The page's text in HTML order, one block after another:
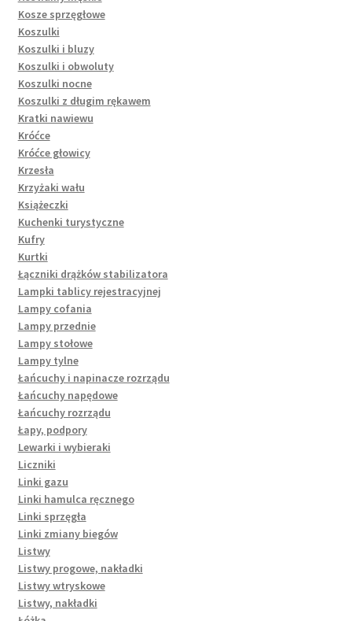
Kosze sprzęgłowe
Koszulki
Koszulki i bluzy
Koszulki i obwoluty
Koszulki nocne
Koszulki z długim rękawem
Kratki nawiewu
Króćce
Króćce głowicy
Krzesła
Krzyżaki wału
Książeczki
Kuchenki turystyczne
Kufry
Kurtki
Łączniki drążków stabilizatora
Lampki tablicy rejestracyjnej
Lampy cofania
Lampy przednie
Lampy stołowe
Lampy tylne
Łańcuchy i napinacze rozrządu
Łańcuchy napędowe
Łańcuchy rozrządu
Łapy, podpory
Lewarki i wybieraki
Liczniki
Linki gazu
Linki hamulca ręcznego
Linki sprzęgła
Linki zmiany biegów
Listwy
Listwy progowe, nakładki
Listwy wtryskowe
Listwy, nakładki